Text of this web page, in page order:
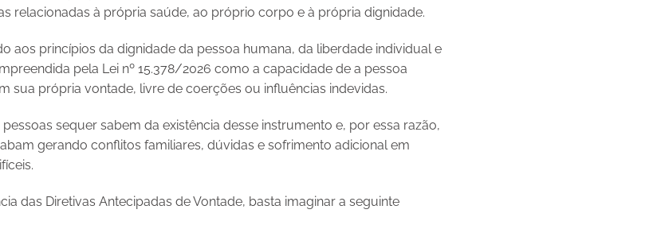
relacionadas à própria saúde, ao próprio corpo e à própria dignidade.
aos princípios da dignidade da pessoa humana, da liberdade individual e
pela Lei nº 15.378/2026 como a capacidade de a pessoa
sua própria vontade, livre de coerções ou influências indevidas.
sequer sabem da existência desse instrumento e, por essa razão,
gerando conflitos familiares, dúvidas e sofrimento adicional em
das Diretivas Antecipadas de Vontade, basta imaginar a seguinte